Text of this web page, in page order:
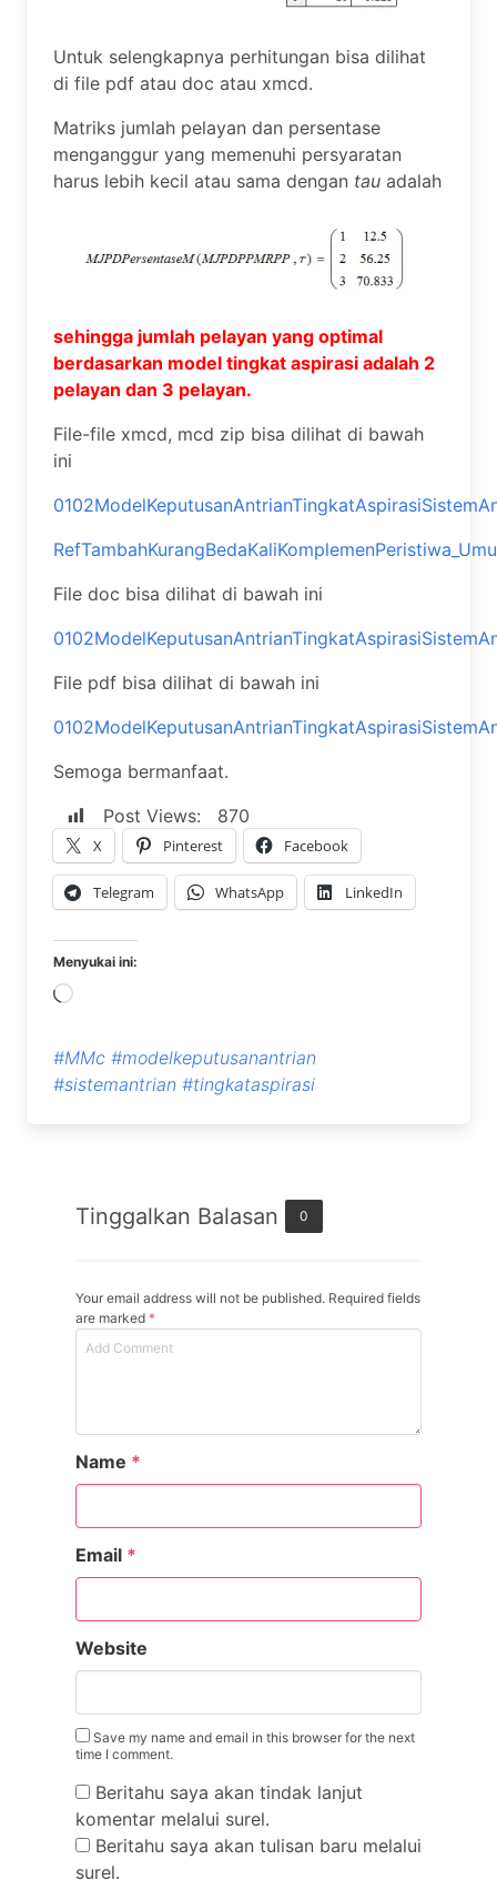
Untuk selengkapnya perhitungan bisa dilihat
di file pdf atau doc atau xmcd.
Matriks jumlah pelayan dan persentase
menganggur yang memenuhi persyaratan
harus lebih kecil atau sama dengan tau adalah
sehingga jumlah pelayan yang optimal
berdasarkan model tingkat aspirasi adalah 2
pelayan dan 3 pelayan.
File-file xmcd, mcd zip bisa dilihat di bawah
ini
File doc bisa dilihat di bawah ini
File pdf bisa dilihat di bawah ini
Semoga bermanfaat.
Post Views:
870
X Pinterest Facebook
Telegram WhatsApp LinkedIn
Menyukai ini:
Memuat...
#MMc #modelkeputusanantrian
#sistemantrian #tingkataspirasi
Tinggalkan Balasan 0
Your email address will not be published. Required fields
are marked *
Name *
Email *
Website
Save my name and email in this browser for the next
time I comment.
Beritahu saya akan tindak lanjut
komentar melalui surel.
Beritahu saya akan tulisan baru melalui
surel.